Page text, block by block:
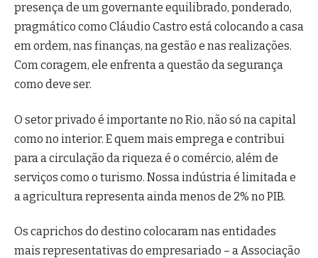
presença de um governante equilibrado, ponderado,
pragmático como Cláudio Castro está colocando a casa
em ordem, nas finanças, na gestão e nas realizações.
Com coragem, ele enfrenta a questão da segurança
como deve ser.
O setor privado é importante no Rio, não só na capital
como no interior. E quem mais emprega e contribui
para a circulação da riqueza é o comércio, além de
serviços como o turismo. Nossa indústria é limitada e
a agricultura representa ainda menos de 2% no PIB.
Os caprichos do destino colocaram nas entidades
mais representativas do empresariado – a Associação